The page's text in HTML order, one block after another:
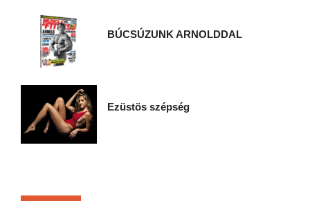
BÚCSÚZUNK ARNOLDDAL
Ezüstös szépség